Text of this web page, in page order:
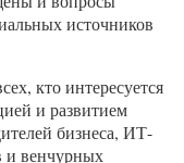
источников
кто интересуется
и развитием
бизнеса, ИТ-
и венчурных